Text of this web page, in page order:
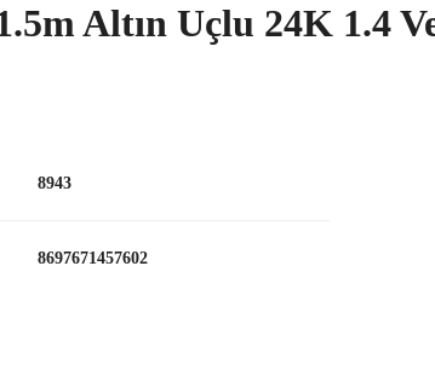
Altın Uçlu 24K 1.4
8943
8697671457602